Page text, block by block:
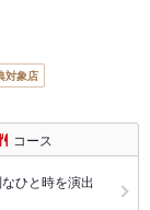
対象店
コース
ひと時を演出